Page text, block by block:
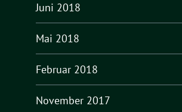
Juni 2018
Mai 2018
Februar 2018
November 2017